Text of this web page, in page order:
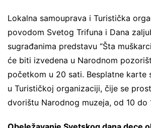
Lokalna samouprava i Turistička
povodom Svetog Trifuna i Dana
sugrađanima predstavu “Šta
će biti izvedena u Narodnom
početkom u 20 sati. Besplatne karte
u Turističkoj organizaciji, čije se
dvorištu Narodnog muzeja, od 10 do